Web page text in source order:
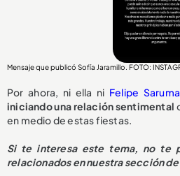
Mensaje que publicó Sofía Jaramillo. FOTO:
Por ahora, ni ella ni Felipe Saruma
iniciando una relación sentimental
en medio de estas fiestas.
Si te interesa este tema, no te
relacionados en nuestra sección de